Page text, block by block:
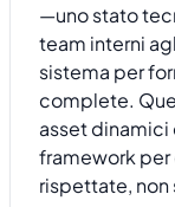
—uno stato
team interni
sistema per
complete.
asset dinamici
framework
rispettate,